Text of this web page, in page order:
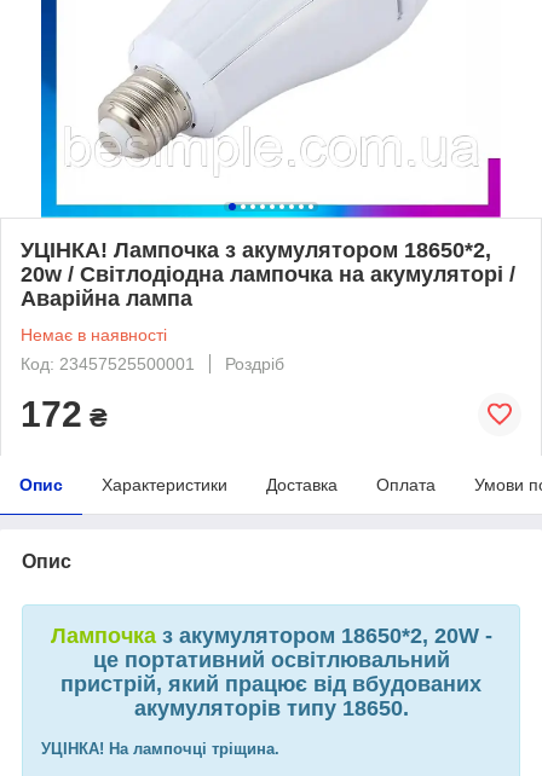
УЦІНКА! Лампочка з акумулятором 18650*2,
20w / Світлодіодна лампочка на акумуляторі /
Аварійна лампа
Немає в наявності
Код: 23457525500001
Роздріб
172 ₴
Опис Характеристики Доставка Оплата Умови
Опис
Лампочказ акумулятором 18650*2, 20W -
це портативний освітлювальний
пристрій, який працює від вбудованих
акумуляторів типу 18650.
УЦІНКА! На лампочці тріщина.